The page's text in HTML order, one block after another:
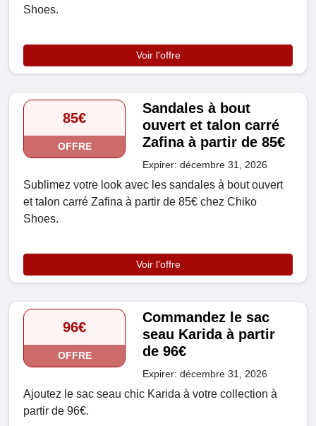
Shoes.
Voir l'offre
85€
OFFRE
Sandales à bout
ouvert et talon carré
Zafina à partir de 85€
Expirer: décembre 31, 2026
Sublimez votre look avec les sandales à bout ouvert
et talon carré Zafina à partir de 85€ chez Chiko
Shoes.
Voir l'offre
96€
OFFRE
Commandez le sac
seau Karida à partir
de 96€
Expirer: décembre 31, 2026
Ajoutez le sac seau chic Karida à votre collection à
partir de 96€.